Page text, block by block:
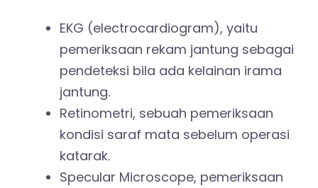
EKG (electrocardiogram), yaitu
pemeriksaan rekam jantung sebagai
pendeteksi bila ada kelainan irama
jantung.
Retinometri, sebuah pemeriksaan
kondisi saraf mata sebelum operasi
katarak.
Specular Microscope, pemeriksaan